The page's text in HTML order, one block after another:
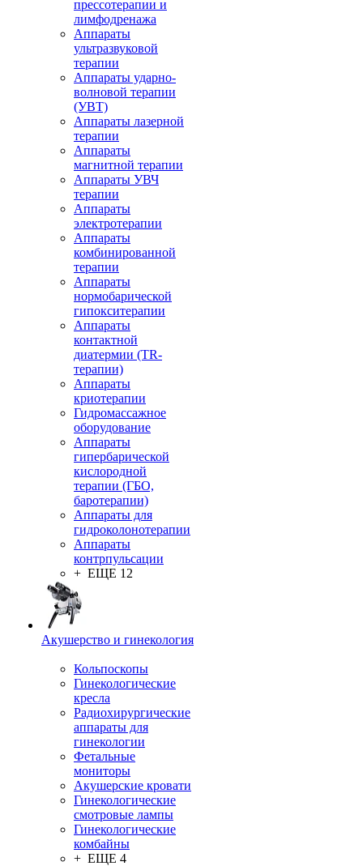
прессотерапии и
лимфодренажа
Аппараты
ультразвуковой
терапии
Аппараты ударно-
волновой терапии
(УВТ)
Аппараты лазерной
терапии
Аппараты
магнитной терапии
Аппараты УВЧ
терапии
Аппараты
электротерапии
Аппараты
комбинированной
терапии
Аппараты
нормобарической
гипокситерапии
Аппараты
контактной
диатермии (TR-
терапии)
Аппараты
криотерапии
Гидромассажное
оборудование
Аппараты
гипербарической
кислородной
терапии (ГБО,
баротерапии)
Аппараты для
гидроколонотерапии
Аппараты
контрпульсации
+ ЕЩЕ 12
Акушерство и гинекология
Кольпоскопы
Гинекологические
кресла
Радиохирургические
аппараты для
гинекологии
Фетальные
мониторы
Акушерские кровати
Гинекологические
смотровые лампы
Гинекологические
комбайны
+ ЕЩЕ 4